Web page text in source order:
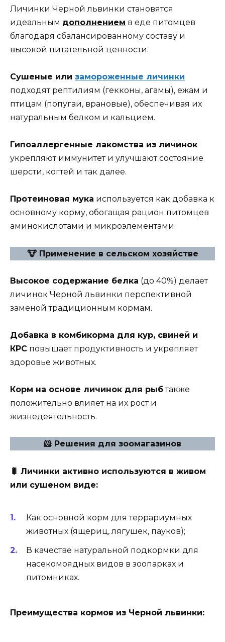
Личинки Черной львинки становятся
идеальным дополнением в еде питомцев
благодаря сбалансированному составу и
высокой питательной ценности.
Сушеные или замороженные личинки
подходят рептилиям (гекконы, агамы), ежам и
птицам (попугаи, врановые), обеспечивая их
натуральным белком и кальцием.
Гипоаллергенные лакомства из личинок
укрепляют иммунитет и улучшают состояние
шерсти, когтей и так далее.
Протеиновая мука используется как добавка к
основному корму, обогащая рацион питомцев
аминокислотами и микроэлементами.
🐮 Применение в сельском хозяйстве
Высокое содержание белка (до 40%) делает
личинок Черной львинки перспективной
заменой традиционным кормам.
Добавка в комбикорма для кур, свиней и
КРС повышает продуктивность и укрепляет
здоровье животных.
Корм на основе личинок для рыбтакже
положительно влияет на их рост и
жизнедеятельность.
🐹 Решения для зоомагазинов
🐛 Личинки активно используются в живом
или сушеном виде:
Как основной корм для террариумных
животных (ящериц, лягушек, пауков);
В качестве натуральной подкормки для
насекомоядных видов в зоопарках и
питомниках.
Преимущества кормов из Черной львинки: